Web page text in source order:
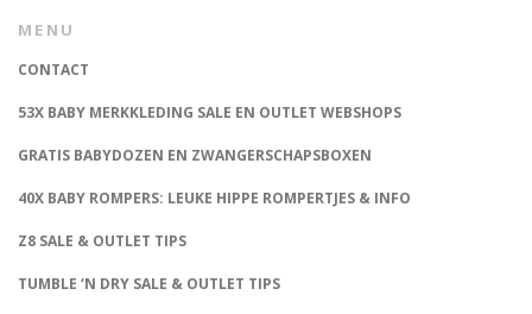
MENU
CONTACT
53X BABY MERKKLEDING SALE EN OUTLET WEBSHOPS
GRATIS BABYDOZEN EN ZWANGERSCHAPSBOXEN
40X BABY ROMPERS: LEUKE HIPPE ROMPERTJES & INFO
Z8 SALE & OUTLET TIPS
TUMBLE ‘N DRY SALE & OUTLET TIPS